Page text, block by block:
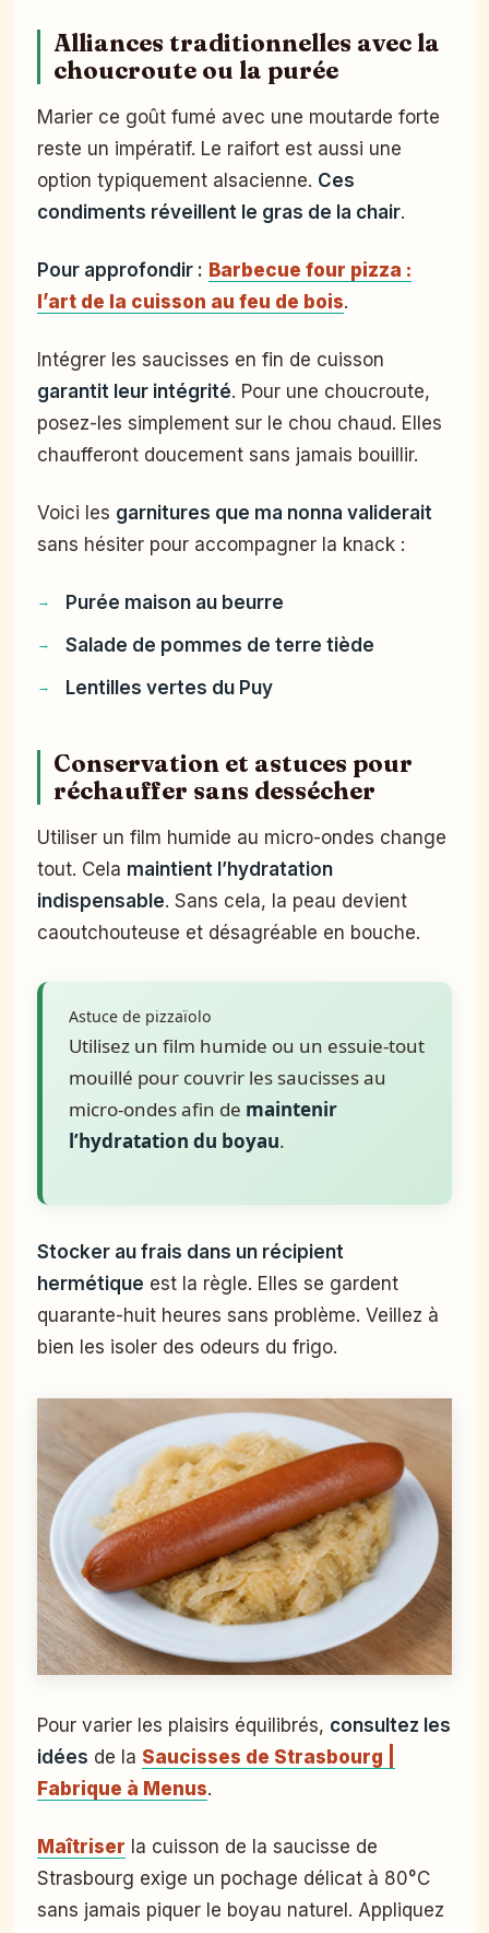
Alliances traditionnelles avec la
choucroute ou la purée
Marier ce goût fumé avec une moutarde forte
reste un impératif. Le raifort est aussi une
option typiquement alsacienne. Ces
condiments réveillent le gras de la chair.
Pour approfondir : Barbecue four pizza :
l’art de la cuisson au feu de bois.
Intégrer les saucisses en fin de cuisson
garantit leur intégrité. Pour une choucroute,
posez-les simplement sur le chou chaud. Elles
chaufferont doucement sans jamais bouillir.
Voici les garnitures que ma nonna validerait
sans hésiter pour accompagner la knack :
Purée maison au beurre
Salade de pommes de terre tiède
Lentilles vertes du Puy
Conservation et astuces pour
réchauffer sans dessécher
Utiliser un film humide au micro-ondes change
tout. Cela maintient l’hydratation
indispensable. Sans cela, la peau devient
caoutchouteuse et désagréable en bouche.
Astuce de pizzaïolo
Utilisez un film humide ou un essuie-tout
mouillé pour couvrir les saucisses au
micro-ondes afin de maintenir
l’hydratation du boyau.
Stocker au frais dans un récipient
hermétique est la règle. Elles se gardent
quarante-huit heures sans problème. Veillez à
bien les isoler des odeurs du frigo.
Pour varier les plaisirs équilibrés, consultez les
idées de la Saucisses de Strasbourg |
Fabrique à Menus.
Maîtriser la cuisson de la saucisse de
Strasbourg exige un pochage délicat à 80°C
sans jamais piquer le boyau naturel. Appliquez